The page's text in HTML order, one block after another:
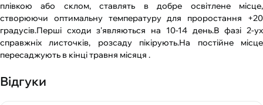
плівкою або склом, ставлять в добре освітлене місце,
створюючи оптимальну температуру для проростання +20
градусів.Перші сходи з'являються на 10-14 день.В фазі 2-ух
справжніх листочків, розсаду пікірують.На постійне місце
пересаджують в кінці травня місяця .
Відгуки